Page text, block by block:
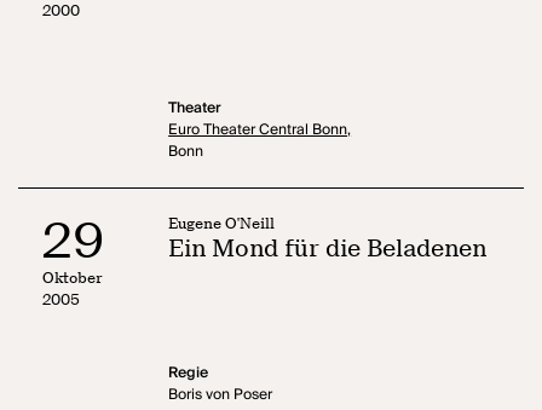
2000
Theater
Euro Theater Central Bonn,
Bonn
29
Oktober
2005
Eugene O'Neill
Ein Mond für die Beladenen
Regie
Boris von Poser